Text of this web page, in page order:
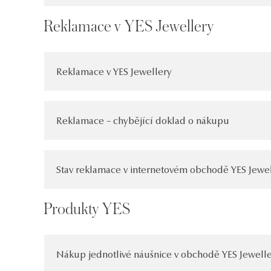
Reklamace v YES Jewellery
Reklamace v YES Jewellery
Reklamace – chybějící doklad o nákupu
Stav reklamace v internetovém obchodě YES
Produkty YES
Nákup jednotlivé náušnice v obchodě YES